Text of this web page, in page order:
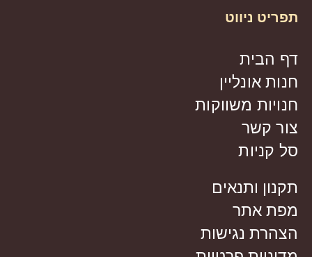
תפריט ניווט
דף הבית
חנות אונליין
חנויות משווקות
צור קשר
סל קניות
תקנון ותנאים
מפת אתר
הצהרת נגישות